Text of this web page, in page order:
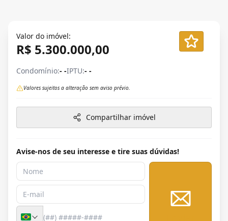
Valor do imóvel:
R$ 5.300.000,00
Condomínio:- -IPTU:- -
Valores sujeitos a alteração sem aviso prévio.
Compartilhar imóvel
Avise-nos de seu interesse e tire suas dúvidas!